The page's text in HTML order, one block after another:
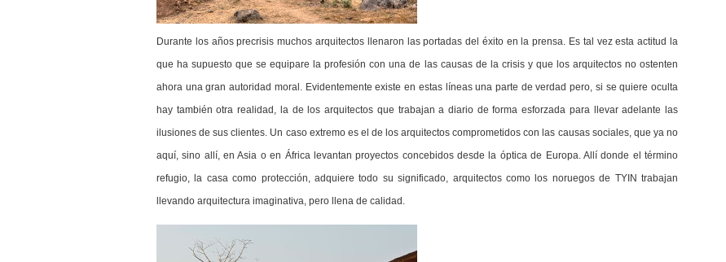
Durante los años precrisis muchos arquitectos llenaron las portadas del éxito en la prensa. Es tal vez esta actitud la
que ha supuesto que se equipare la profesión con una de las causas de la crisis y que los arquitectos no ostenten
ahora una gran autoridad moral. Evidentemente existe en estas líneas una parte de verdad pero, si se quiere oculta
hay también otra realidad, la de los arquitectos que trabajan a diario de forma esforzada para llevar adelante las
ilusiones de sus clientes. Un caso extremo es el de los arquitectos comprometidos con las causas sociales, que ya no
aquí, sino allí, en Asia o en África levantan proyectos concebidos desde la óptica de Europa. Allí donde el término
refugio, la casa como protección, adquiere todo su significado, arquitectos como los noruegos de TYIN trabajan
llevando arquitectura imaginativa, pero llena de calidad.